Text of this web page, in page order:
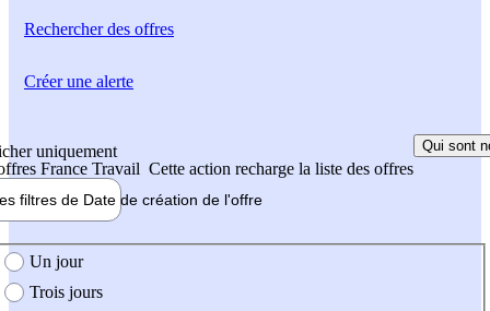
Rechercherdes offres
uniquement
France Travail Cette action recharge la liste des offres
Qui sont
filtres de Date de création de l'offre
création de l'offre
Un jour
Trois jours
Créer une alerte